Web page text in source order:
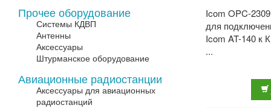
Прочее оборудование
Системы КДВП
Антенны
Аксессуары
Штурманское оборудование
Авиационные радиостанции
Аксессуары для авиационных
радиостанций
Icom OPC-
для
Icom AT-140 к
...